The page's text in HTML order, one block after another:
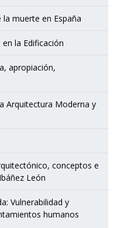
muerte en España
la Edificación
apropiación,
Arquitectura Moderna y
conceptos e
León
Vulnerabilidad y
humanos